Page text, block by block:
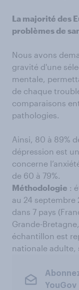
La majorité des
problèmes de
Nous avons
gravité d'une
mentale,
de chaque
comparaisons
pathologies.
Ainsi, 80 à 89%
dépression est
concerne
de 60 à 79%.
Méthodologie :
au 24 septembre
dans 7 pays
Grande-
échantillon est
nationale adulte,
YouGov